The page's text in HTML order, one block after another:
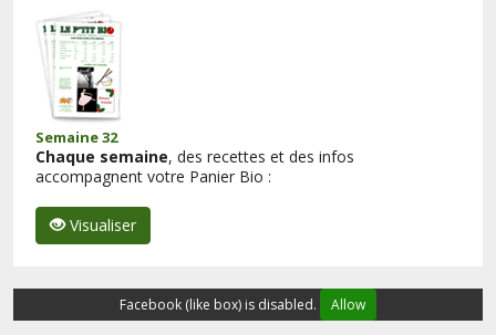
Semaine 32
Chaque semaine, des recettes et des infos
accompagnent votre Panier Bio :
Visualiser
Facebook (like box) is disabled. Allow